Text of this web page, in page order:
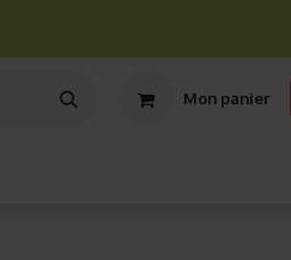
Mon panier